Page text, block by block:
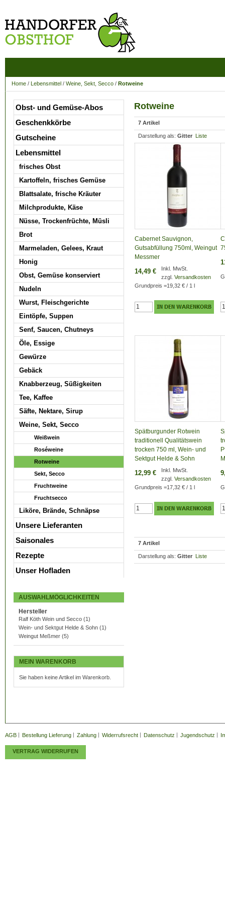
Home / Lebensmittel / Weine, Sekt, Secco / Rotweine
Rotweine
7 Artikel
Darstellung als: Gitter Liste
Cabernet Sauvignon,
Gutsabfüllung 750ml, Weingut
Messmer
14,49 €
Inkl. MwSt.
zzgl. Versandkosten
Grundpreis =19,32 € / 1 l
Spätburgunder Rotwein
traditionell Qualitätswein
trocken 750 ml, Wein- und
Sektgut Helde & Sohn
12,99 €
Inkl. MwSt.
zzgl. Versandkosten
Grundpreis =17,32 € / 1 l
7 Artikel
Darstellung als: Gitter Liste
Obst- und Gemüse-Abos
Geschenkkörbe
Gutscheine
Lebensmittel
frisches Obst
Kartoffeln, frisches Gemüse
Blattsalate, frische Kräuter
Milchprodukte, Käse
Nüsse, Trockenfrüchte, Müsli
Brot
Marmeladen, Gelees, Kraut
Honig
Obst, Gemüse konserviert
Nudeln
Wurst, Fleischgerichte
Eintöpfe, Suppen
Senf, Saucen, Chutneys
Öle, Essige
Gewürze
Gebäck
Knabberzeug, Süßigkeiten
Tee, Kaffee
Säfte, Nektare, Sirup
Weine, Sekt, Secco
Weißwein
Roséweine
Rotweine
Sekt, Secco
Fruchtweine
Fruchtsecco
Liköre, Brände, Schnäpse
Unsere Lieferanten
Saisonales
Rezepte
Unser Hofladen
AUSWAHLMÖGLICHKEITEN
Hersteller
Ralf Köth Wein und Secco (1)
Wein- und Sektgut Helde & Sohn (1)
Weingut Meßmer (5)
MEIN WARENKORB
Sie haben keine Artikel im Warenkorb.
AGB Bestellung Lieferung Zahlung Widerrufsrecht Datenschutz Jugendschutz
VERTRAG WIDERRUFEN